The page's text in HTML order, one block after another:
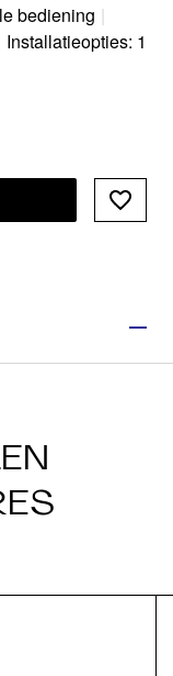
bediening |
Installatieopties: 1